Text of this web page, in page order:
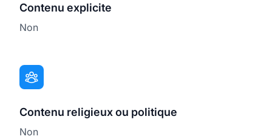
Contenu explicite
Non
Contenu religieux ou politique
Non